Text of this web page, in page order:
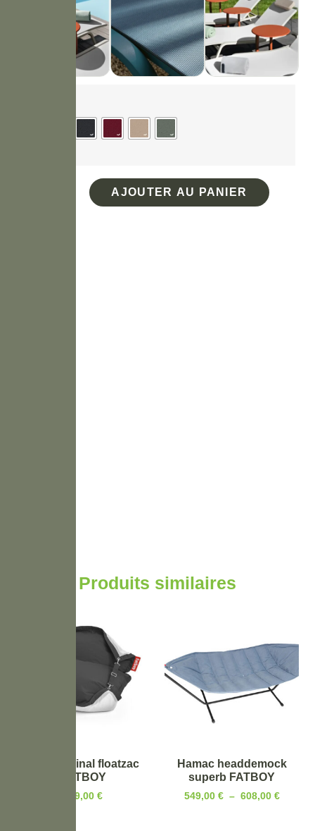
AJOUTER AU PANIER
Produits similaires
Pouf original floatzac
FATBOY
299,00€
Hamac headdemock
superb FATBOY
549,00 € – 608,00 €